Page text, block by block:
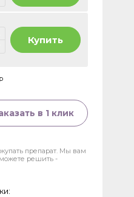
Купить
в 1 клик
препарат. Мы вам
решить -